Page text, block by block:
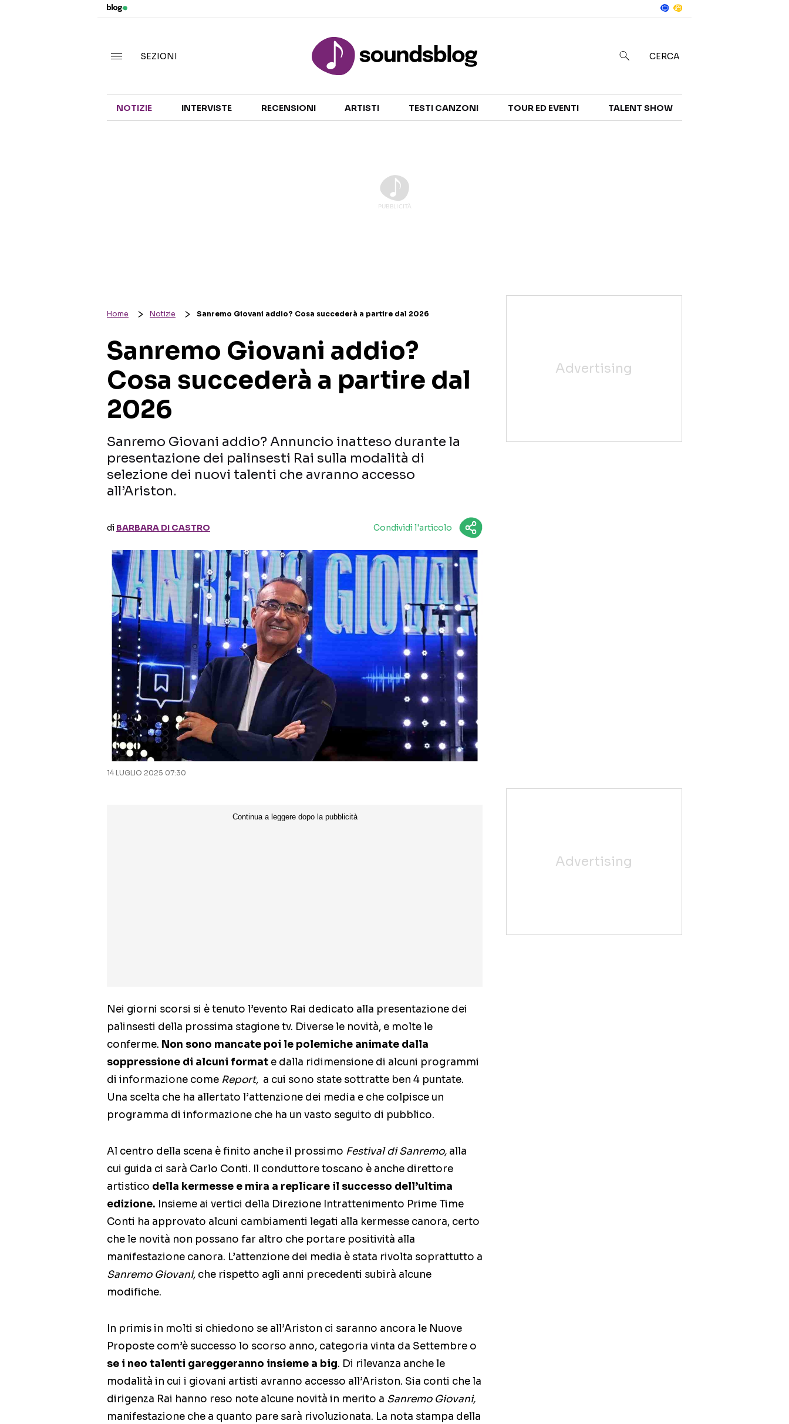
TALENT SHOW
SEZIONI CERCA
NOTIZIE INTERVISTE RECENSIONI ARTISTI TESTI CANZONI TOUR ED EVENTI TALENT SHOW
Home Notizie Sanremo Giovani addio? Cosa succederà a partire dal 2026
Sanremo Giovani addio?
Cosa succederà a partire dal
2026
Sanremo Giovani addio? Annuncio inatteso durante la
presentazione dei palinsesti Rai sulla modalità di
selezione dei nuovi talenti che avranno accesso
all’Ariston.
di BARBARA DI CASTRO Condividi l'articolo
14 LUGLIO 2025 07:30
Nei giorni scorsi si è tenuto l’evento Rai dedicato alla presentazione dei
palinsesti della prossima stagione tv. Diverse le novità, e molte le
conferme. Non sono mancate poi le polemiche animate dalla
soppressione di alcuni format e dalla ridimensione di alcuni programmi
di informazione come Report, a cui sono state sottratte ben 4 puntate.
Una scelta che ha allertato l’attenzione dei media e che colpisce un
programma di informazione che ha un vasto seguito di pubblico.
Al centro della scena è finito anche il prossimo Festival di Sanremo, alla
cui guida ci sarà Carlo Conti. Il conduttore toscano è anche direttore
artistico della kermesse e mira a replicare il successo dell’ultima
edizione. Insieme ai vertici della Direzione Intrattenimento Prime Time
Conti ha approvato alcuni cambiamenti legati alla kermesse canora, certo
che le novità non possano far altro che portare positività alla
manifestazione canora. L’attenzione dei media è stata rivolta soprattutto a
Sanremo Giovani, che rispetto agli anni precedenti subirà alcune
modifiche.
In primis in molti si chiedono se all’Ariston ci saranno ancora le Nuove
Proposte com’è successo lo scorso anno, categoria vinta da Settembre o
se i neo talenti gareggeranno insieme a big. Di rilevanza anche le
modalità in cui i giovani artisti avranno accesso all’Ariston. Sia conti che la
dirigenza Rai hanno reso note alcune novità in merito a Sanremo Giovani,
manifestazione che a quanto pare sarà rivoluzionata. La nota stampa della